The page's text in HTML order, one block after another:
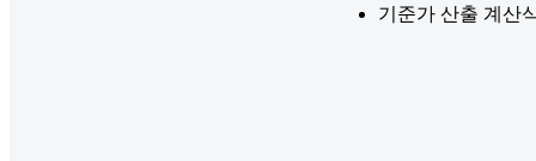
기준가 산출 계산